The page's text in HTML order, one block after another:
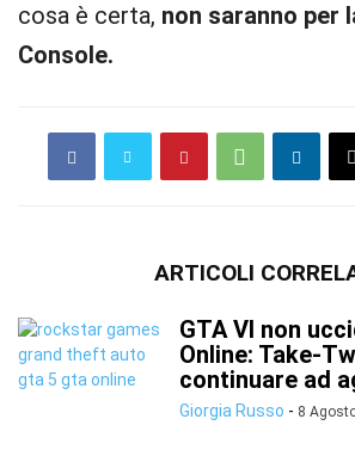
cosa è certa, non saranno per
Console.
ARTICOLI
GTA VI non
Online: Take-
continuare ad
Giorgia Russo - 8